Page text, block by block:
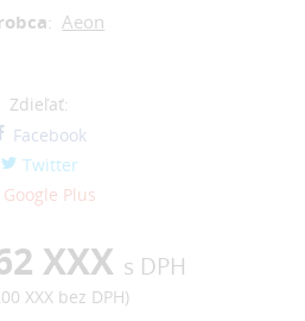
: Aeon
Zdieľať:
Facebook
Twitter
Google Plus
XXX s DPH
XXXbez DPH)